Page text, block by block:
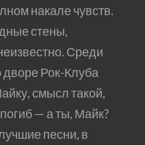
накале чувств.
стены,
Среди
Рок-Клуба
смысл такой,
— а ты, Майк?
песни, в